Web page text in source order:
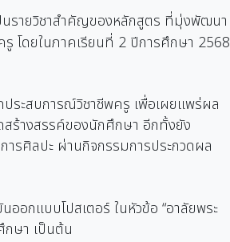
นรายวิชาสำคัญของหลักสูตร ที่มุ่งพัฒนา
โดยในภาคเรียนที่ 2 ปีการศึกษา 2568
ระสบการณ์วิชาชีพครู เพื่อเผยแพร่ผล
ร้างสรรค์ของนักศึกษา อีกทั้งยัง
ารศิลปะ ผ่านกิจกรรมการประกวดผล
อกแบบโปสเตอร์ ในหัวข้อ “อาลัยพระ
กษา เป็นต้น